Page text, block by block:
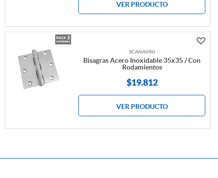
VER PRODUCTO
SCANAVINI
Bisagras Acero Inoxidable 35x35 / Con
Rodamientos
$19.812
VER PRODUCTO